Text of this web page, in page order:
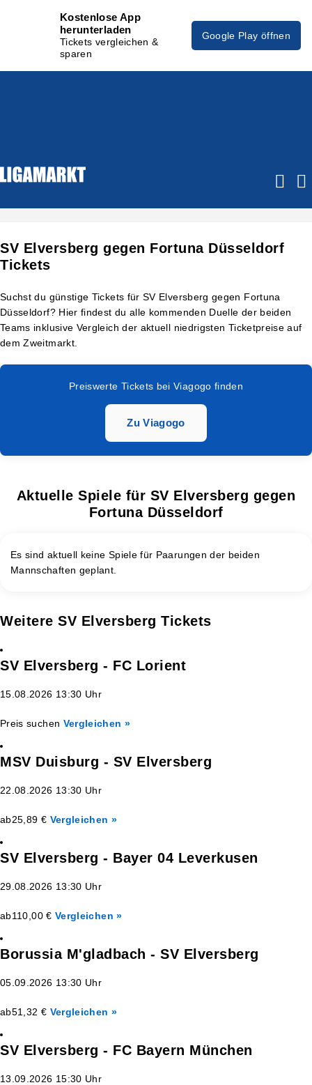
Kostenlose App
herunterladen
Tickets vergleichen &
sparen
Google Play öffnen
SV Elversberg gegen Fortuna Düsseldorf
Tickets
Suchst du günstige Tickets für SV Elversberg gegen Fortuna
Düsseldorf? Hier findest du alle kommenden Duelle der beiden
Teams inklusive Vergleich der aktuell niedrigsten Ticketpreise auf
dem Zweitmarkt.
Preiswerte Tickets bei Viagogo finden
Zu Viagogo
Aktuelle Spiele für SV Elversberg gegen
Fortuna Düsseldorf
Es sind aktuell keine Spiele für Paarungen der beiden
Mannschaften geplant.
Weitere SV Elversberg Tickets
SV Elversberg - FC Lorient
15.08.2026 13:30 Uhr
Preis suchen Vergleichen »
MSV Duisburg - SV Elversberg
22.08.2026 13:30 Uhr
ab25,89 € Vergleichen »
SV Elversberg - Bayer 04 Leverkusen
29.08.2026 13:30 Uhr
ab110,00 € Vergleichen »
Borussia M'gladbach - SV Elversberg
05.09.2026 13:30 Uhr
ab51,32 € Vergleichen »
SV Elversberg - FC Bayern München
13.09.2026 15:30 Uhr